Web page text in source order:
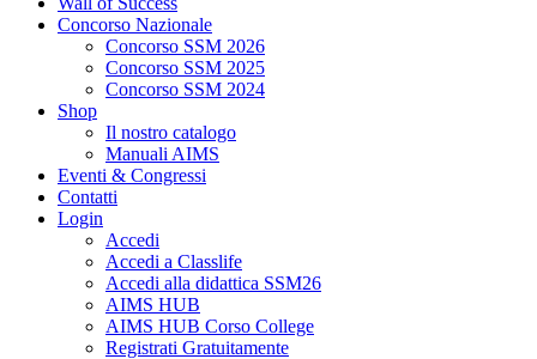
Concorso Nazionale
Concorso SSM 2026
Concorso SSM 2025
Concorso SSM 2024
Shop
Il nostro catalogo
Manuali AIMS
Eventi & Congressi
Contatti
Login
Accedi
Accedi a Classlife
Accedi alla didattica SSM26
AIMS HUB
AIMS HUB Corso College
Registrati Gratuitamente